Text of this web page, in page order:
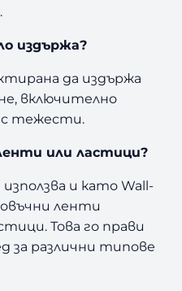
издържа?
да издържа
включително
с тежести.
или ластици?
и като Wall-
ленти
Това го прави
за различни типове